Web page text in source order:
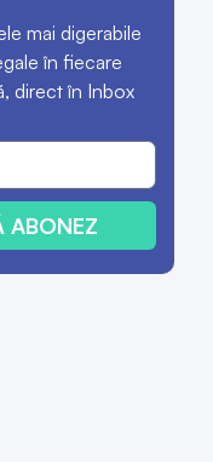
mai digerabile
în fiecare
direct în Inbox
ABONEZ